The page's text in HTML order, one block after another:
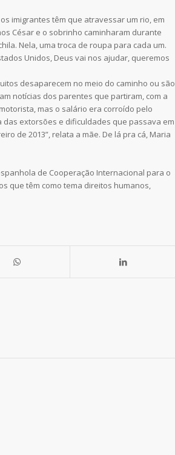
imigrantes têm que atravessar um rio, em
César e o sobrinho caminharam durante
Nela, uma troca de roupa para cada um.
Unidos, Deus vai nos ajudar, queremos
desaparecem no meio do caminho ou são
notícias dos parentes que partiram, com a
mas o salário era corroído pelo
das extorsões e dificuldades que passava em
de 2013”, relata a mãe. De lá pra cá, Maria
de Cooperação Internacional para o
que têm como tema direitos humanos,